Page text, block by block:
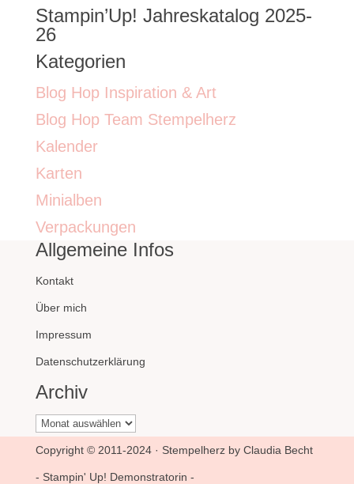
Stampin’Up! Jahreskatalog 2025-
26
Kategorien
Blog Hop Inspiration & Art
Blog Hop Team Stempelherz
Kalender
Karten
Minialben
Verpackungen
Allgemeine Infos
Kontakt
Über mich
Impressum
Datenschutzerklärung
Archiv
Archiv
Copyright © 2011-2024 · Stempelherz by Claudia Becht
- Stampin' Up! Demonstratorin -